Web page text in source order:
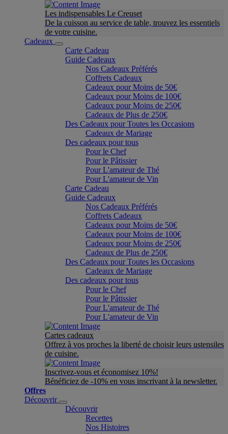
Les indispensables Le Creuset
De la cuisson au service de table, trouvez les essentiels
de votre cuisine.
Cadeaux
Carte Cadeau
Guide Cadeaux
Nos Cadeaux Préférés
Coffrets Cadeaux
Cadeaux pour Moins de 50€
Cadeaux pour Moins de 100€
Cadeaux pour Moins de 250€
Cadeaux de Plus de 250€
Des Cadeaux pour Toutes les Occasions
Cadeaux de Mariage
Des cadeaux pour tous
Pour le Chef
Pour le Pâtissier
Pour L'amateur de Thé
Pour L'amateur de Vin
Carte Cadeau
Guide Cadeaux
Nos Cadeaux Préférés
Coffrets Cadeaux
Cadeaux pour Moins de 50€
Cadeaux pour Moins de 100€
Cadeaux pour Moins de 250€
Cadeaux de Plus de 250€
Des Cadeaux pour Toutes les Occasions
Cadeaux de Mariage
Des cadeaux pour tous
Pour le Chef
Pour le Pâtissier
Pour L'amateur de Thé
Pour L'amateur de Vin
Cartes cadeaux
Offrez à vos proches la liberté de choisir leurs ustensiles
de cuisine.
Inscrivez-vous et économisez 10%!
Bénéficiez de -10% en vous inscrivant à la newsletter.
Offres
Découvrir
Découvrir
Recettes
Nos Histoires